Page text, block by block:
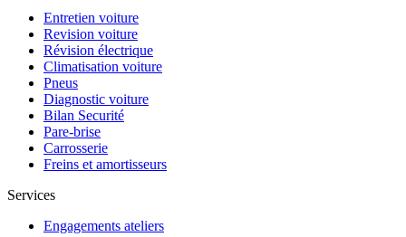
Entretien voiture
Revision voiture
Révision électrique
Climatisation voiture
Pneus
Diagnostic voiture
Bilan Securité
Pare-brise
Carrosserie
Freins et amortisseurs
Services
Engagements ateliers